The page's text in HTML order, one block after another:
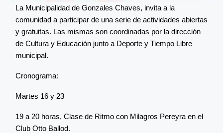
La Municipalidad de Gonzales Chaves, invita a la
comunidad a participar de una serie de actividades abiertas
y gratuitas. Las mismas son coordinadas por la dirección
de Cultura y Educación junto a Deporte y Tiempo Libre
municipal.
Cronograma:
Martes 16 y 23
19 a 20 horas, Clase de Ritmo con Milagros Pereyra en el
Club Otto Ballod.